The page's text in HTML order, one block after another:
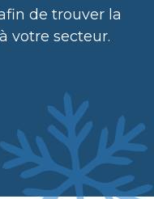
de trouver la
votre secteur.